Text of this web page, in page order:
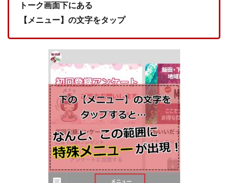
トーク画面下にある
【メニュー】の文字をタップ